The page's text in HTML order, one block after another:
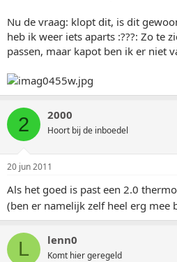
Nu de vraag: klopt dit, is dit
heb ik weer iets aparts :???: Zo te
passen, maar kapot ben ik er niet
2 2000
Hoort bij de inboedel
20 jun 2011
Als het goed is past een 2.0
(ben er namelijk zelf heel erg mee
L lenn0
Komt hier geregeld